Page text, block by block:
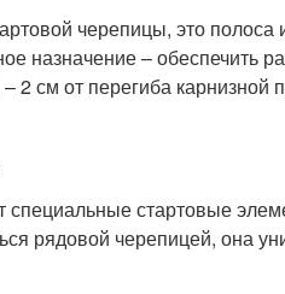
черепицы, это
назначение – обеспечить
см от перегиба карнизной
стартовые
рядовой черепицей, она